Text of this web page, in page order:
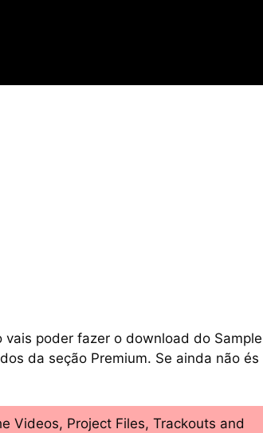
poder fazer o download do Sample
da seção Premium. Se ainda não és
Videos, Project Files, Trackouts and